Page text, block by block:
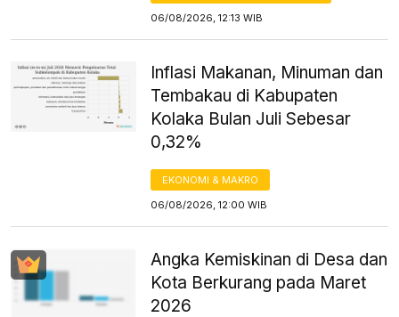
06/08/2026, 12:13 WIB
Inflasi Makanan, Minuman dan
Tembakau di Kabupaten
Kolaka Bulan Juli Sebesar
0,32%
EKONOMI & MAKRO
06/08/2026, 12:00 WIB
Angka Kemiskinan di Desa dan
Kota Berkurang pada Maret
2026